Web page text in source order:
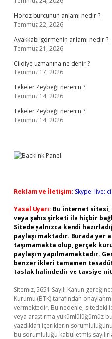
Horoz burcunun anlamı nedir ?
Temmuz 22, 2026
Ayakkabı görmenin anlamı nedir ?
Temmuz 21, 2026
Cildiye uzmanına ne denir ?
Temmuz 17, 2026
Tekeler Zeybeği nerenin ?
Temmuz 14, 2026
Tekeler Zeybeği nerenin ?
Temmuz 14, 2026
Reklam ve İletişim: Skype:
Yasal Uyarı: Bu internet sitesi,
veya şahıs şirketi ile hiçbir
Sitede yalnızca kendi
paylaşılmaktadır. Burada
taşımamakta olup, gerçek
paylaşım yapılmamaktadır.
benzerlikleri tamamen
taslak halindedir ve tavsiye
Sitemiz, 5651 Sayılı Kanun
Kurumu (BTK) tarafından
vermektedir. Bu nedenle, sitedeki
veya araştırma yükümlülüğümüz
yazdıkları içeriklerin
bu sorumluluğu kabul etmiş